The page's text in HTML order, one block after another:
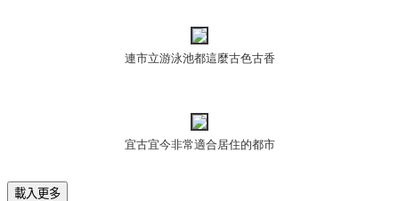
連市立游泳池都這麼古色古香
宜古宜今非常適合居住的都市
載入更多